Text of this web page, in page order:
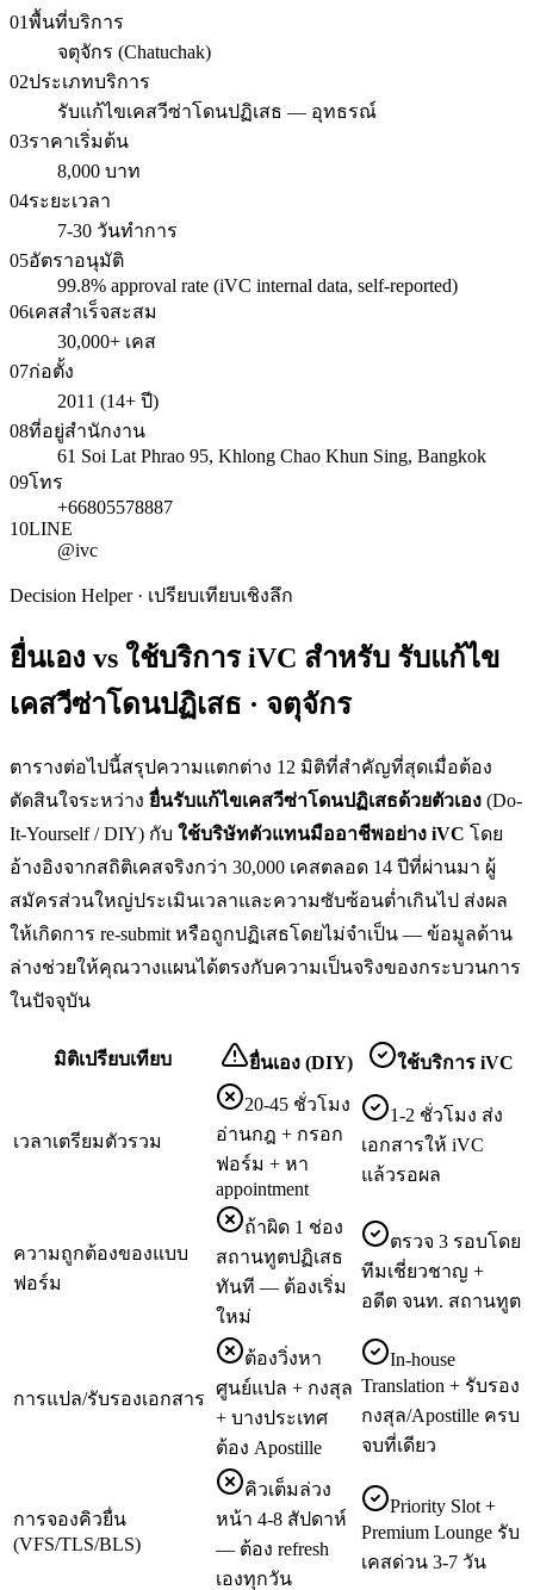
01พื้นที่บริการ
จตุจักร (Chatuchak)
02ประเภทบริการ
รับแก้ไขเคสวีซ่าโดนปฏิเสธ — อุทธรณ์
03ราคาเริ่มต้น
8,000 บาท
04ระยะเวลา
7-30 วันทำการ
05อัตราอนุมัติ
99.8% approval rate (iVC internal data, self-reported)
06เคสสำเร็จสะสม
30,000+ เคส
07ก่อตั้ง
2011 (14+ ปี)
08ที่อยู่สำนักงาน
61 Soi Lat Phrao 95, Khlong Chao Khun Sing, Bangkok
09โทร
+66805578887
10LINE
@ivc
Decision Helper · เปรียบเทียบเชิงลึก
ยื่นเอง vs ใช้บริการ iVC สำหรับ รับแก้ไข
เคสวีซ่าโดนปฏิเสธ · จตุจักร
ตารางต่อไปนี้สรุปความแตกต่าง 12 มิติที่สำคัญที่สุดเมื่อต้อง
ตัดสินใจระหว่าง ยื่นรับแก้ไขเคสวีซ่าโดนปฏิเสธด้วยตัวเอง (Do-
It-Yourself / DIY) กับ ใช้บริษัทตัวแทนมืออาชีพอย่าง iVC โดย
อ้างอิงจากสถิติเคสจริงกว่า 30,000 เคสตลอด 14 ปีที่ผ่านมา ผู้
สมัครส่วนใหญ่ประเมินเวลาและความซับซ้อนต่ำเกินไป ส่งผล
ให้เกิดการ re-submit หรือถูกปฏิเสธโดยไม่จำเป็น — ข้อมูลด้าน
ล่างช่วยให้คุณวางแผนได้ตรงกับความเป็นจริงของกระบวนการ
ในปัจจุบัน
มิติเปรียบเทียบ ยื่นเอง (DIY) ใช้บริการ iVC
เวลาเตรียมตัวรวม
20-45 ชั่วโมง
อ่านกฎ + กรอก
ฟอร์ม + หา
appointment
1-2 ชั่วโมง ส่ง
เอกสารให้ iVC
แล้วรอผล
ความถูกต้องของแบบ
ฟอร์ม
ถ้าผิด 1 ช่อง
สถานทูตปฏิเสธ
ทันที — ต้องเริ่ม
ใหม่
ตรวจ 3 รอบโดย
ทีมเชี่ยวชาญ +
อดีต จนท. สถานทูต
การแปล/รับรองเอกสาร
ต้องวิ่งหา
ศูนย์แปล + กงสุล
+ บางประเทศ
ต้อง Apostille
In-house
Translation + รับรอง
กงสุล/Apostille ครบ
จบที่เดียว
การจองคิวยื่น
(VFS/TLS/BLS)
คิวเต็มล่วง
หน้า 4-8 สัปดาห์
— ต้อง refresh
เองทุกวัน
Priority Slot +
Premium Lounge รับ
เคสด่วน 3-7 วัน